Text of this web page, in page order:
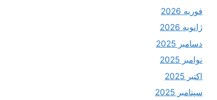
فوریه 2026
ژانویه 2026
دسامبر 2025
نوامبر 2025
اکتبر 2025
سپتامبر 2025